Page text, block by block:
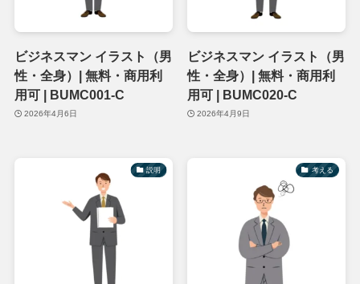
ビジネスマン イラスト（男
性・全身）| 無料・商用利
用可 | BUMC001-C
2026年4月6日
ビジネスマン イラスト（男
性・全身）| 無料・商用利
用可 | BUMC020-C
2026年4月9日
説明 考える